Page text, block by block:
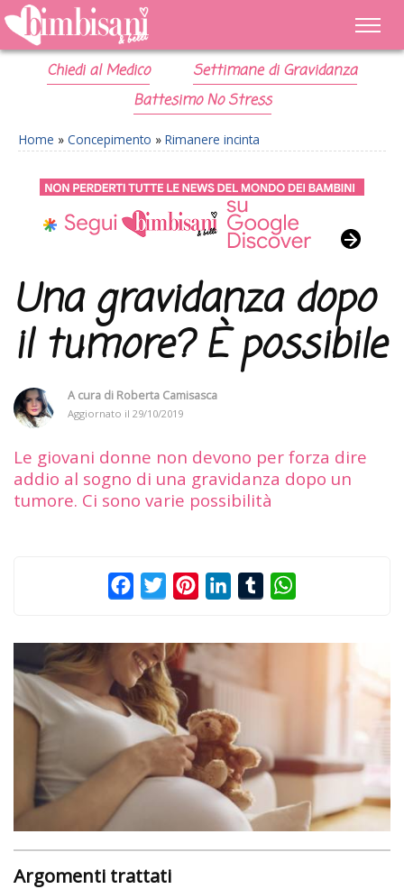
Chiedi al Medico
Settimane di Gravidanza
Battesimo No Stress
Home » Concepimento » Rimanere incinta
Una gravidanza dopo
il tumore? È possibile
A cura di Roberta Camisasca
Aggiornato il 29/10/2019
Le giovani donne non devono per forza dire
addio al sogno di una gravidanza dopo un
tumore. Ci sono varie possibilità
FacebookTwitterPinterestLinkedInTumblr
Argomenti trattati